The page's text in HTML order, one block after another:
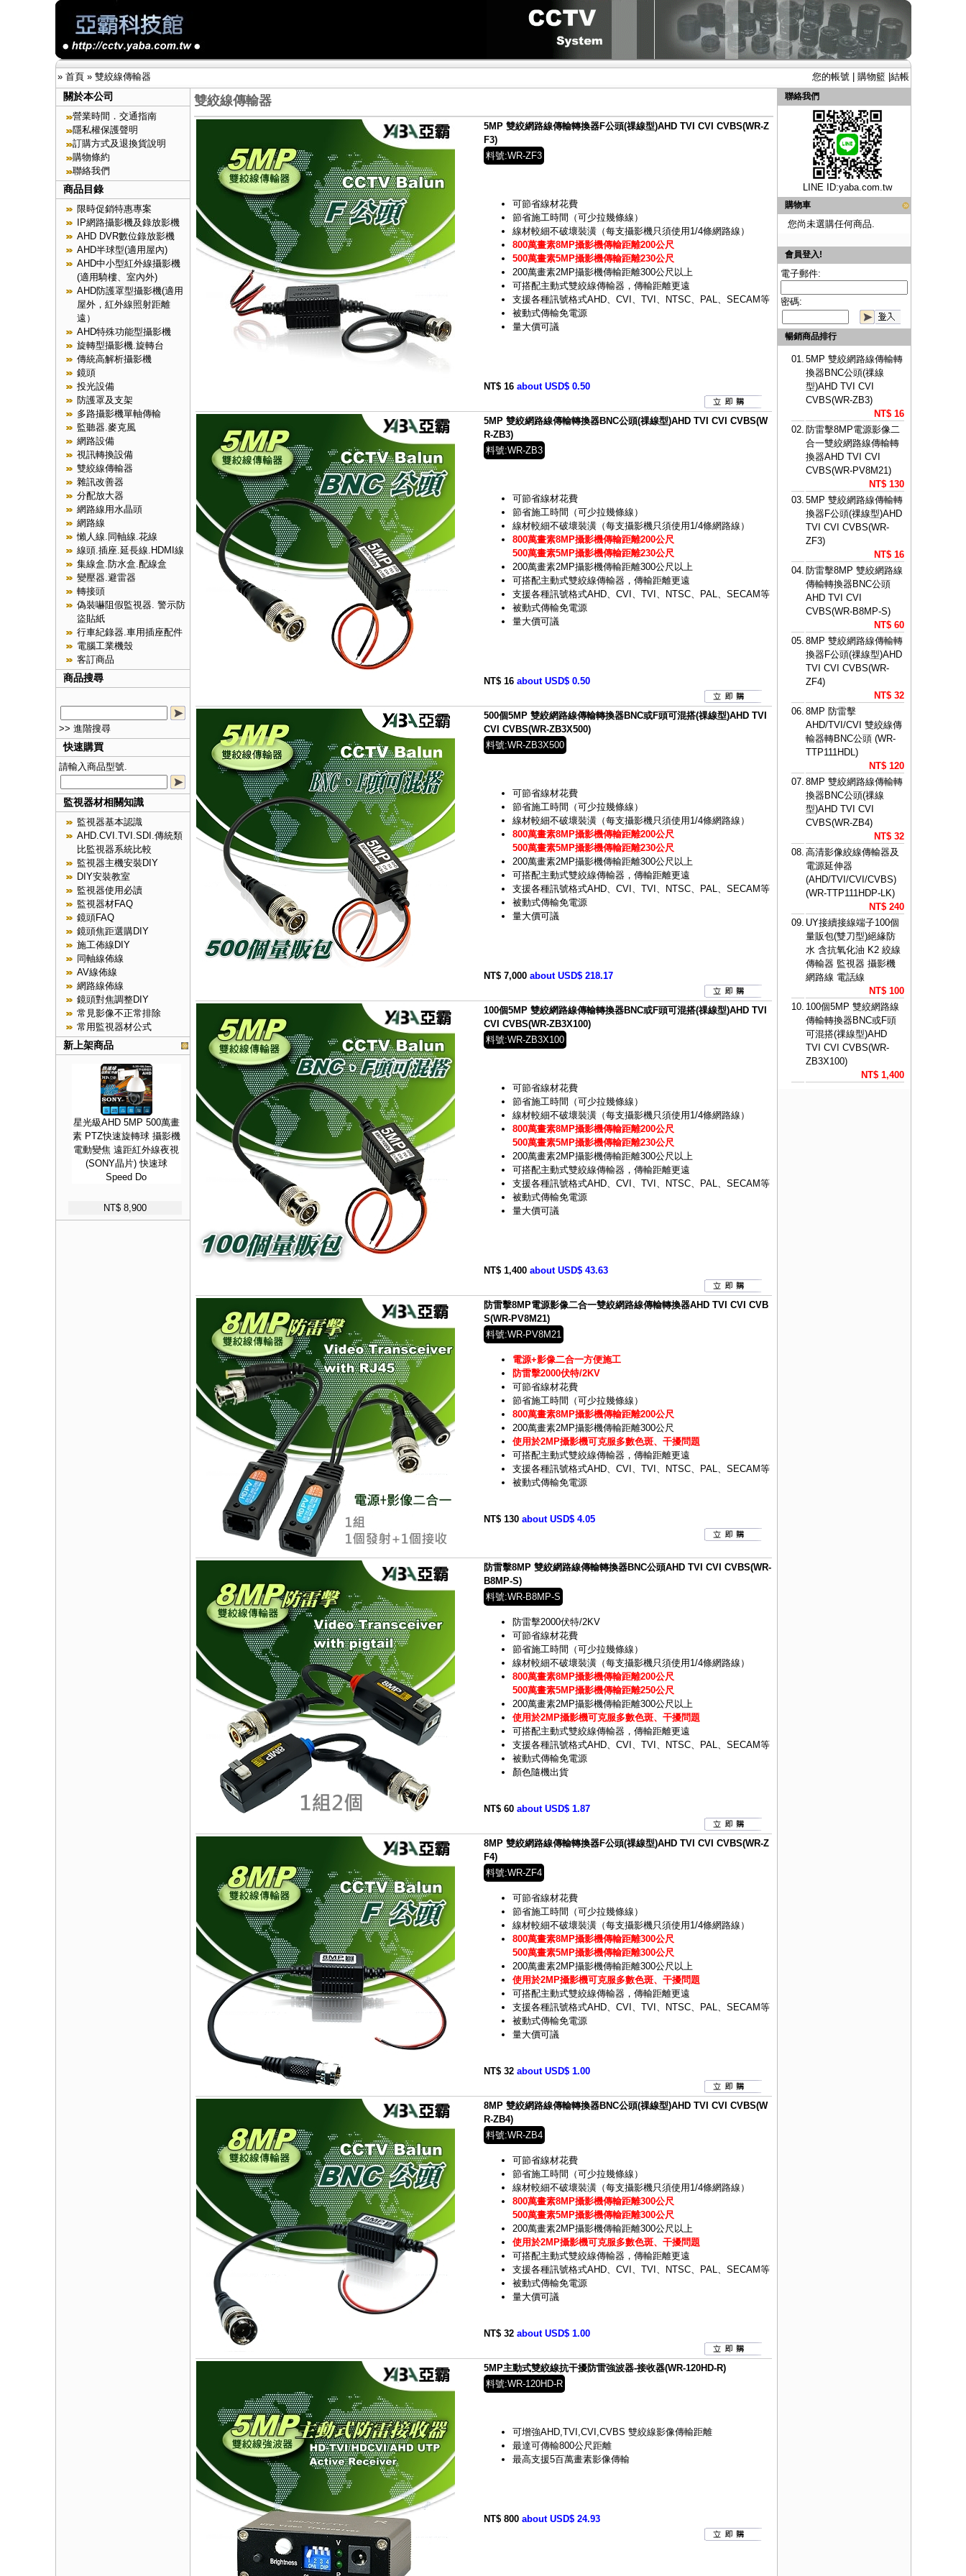
» 首頁» 雙絞線傳輸器 您的帳號| 購物籃| 結帳
關於本公司
營業時間．交通指南
隱私權保護聲明
訂購方式及退換貨說明
購物條約
聯絡我們
商品目錄
限時促銷特惠專案
IP網路攝影機及錄放影機
AHD DVR數位錄放影機
AHD半球型(適用屋內)
AHD中小型紅外線攝影機
(適用騎樓、室內外)
AHD防護罩型攝影機(適用
屋外，紅外線照射距離
遠）
AHD特殊功能型攝影機
旋轉型攝影機.旋轉台
傳統高解析攝影機
鏡頭
投光設備
防護罩及支架
多路攝影機單軸傳輸
監聽器.麥克風
網路設備
視訊轉換設備
雙絞線傳輸器
雜訊改善器
分配放大器
網路線用水晶頭
網路線
懶人線.同軸線.花線
線頭.插座.延長線.HDMI線
集線盒.防水盒.配線盒
變壓器.避雷器
轉接頭
偽裝嚇阻假監視器. 警示防
盜貼紙
行車紀錄器.車用插座配件
電腦工業機殼
客訂商品
商品搜尋
>> 進階搜尋
快速購買
請輸入商品型號.
監視器材相關知識
監視器基本認識
AHD.CVI.TVI.SDI.傳統類
比監視器系統比較
監視器主機安裝DIY
DIY安裝教室
監視器使用必讀
監視器材FAQ
鏡頭FAQ
鏡頭焦距選購DIY
施工佈線DIY
同軸線佈線
AV線佈線
網路線佈線
鏡頭對焦調整DIY
常見影像不正常排除
常用監視器材公式
新上架商品
星光級AHD 5MP 500萬畫
素 PTZ快速旋轉球 攝影機
電動變焦 遠距紅外線夜視
(SONY晶片) 快速球
Speed Do
NT$ 8,900
雙絞線傳輸器
5MP 雙絞網路線傳輸轉換器F公頭(祼線型)AHD TVI CVI CVBS(WR-Z
F3)
料號:WR-ZF3
可節省線材花費
節省施工時間（可少拉幾條線）
線材較細不破壞裝潢（每支攝影機只須使用1/4條網路線）
800萬畫素8MP攝影機傳輸距離200公尺
500萬畫素5MP攝影機傳輸距離230公尺
200萬畫素2MP攝影機傳輸距離300公尺以上
可搭配主動式雙絞線傳輸器，傳輸距離更遠
支援各種訊號格式AHD、CVI、TVI、NTSC、PAL、SECAM等
被動式傳輸免電源
量大價可議
NT$ 16 about USD$ 0.50
5MP 雙絞網路線傳輸轉換器BNC公頭(祼線型)AHD TVI CVI CVBS(W
R-ZB3)
料號:WR-ZB3
可節省線材花費
節省施工時間（可少拉幾條線）
線材較細不破壞裝潢（每支攝影機只須使用1/4條網路線）
800萬畫素8MP攝影機傳輸距離200公尺
500萬畫素5MP攝影機傳輸距離230公尺
200萬畫素2MP攝影機傳輸距離300公尺以上
可搭配主動式雙絞線傳輸器，傳輸距離更遠
支援各種訊號格式AHD、CVI、TVI、NTSC、PAL、SECAM等
被動式傳輸免電源
量大價可議
NT$ 16 about USD$ 0.50
500個5MP 雙絞網路線傳輸轉換器BNC或F頭可混搭(祼線型)AHD TVI
CVI CVBS(WR-ZB3X500)
料號:WR-ZB3X500
可節省線材花費
節省施工時間（可少拉幾條線）
線材較細不破壞裝潢（每支攝影機只須使用1/4條網路線）
800萬畫素8MP攝影機傳輸距離200公尺
500萬畫素5MP攝影機傳輸距離230公尺
200萬畫素2MP攝影機傳輸距離300公尺以上
可搭配主動式雙絞線傳輸器，傳輸距離更遠
支援各種訊號格式AHD、CVI、TVI、NTSC、PAL、SECAM等
被動式傳輸免電源
量大價可議
NT$ 7,000 about USD$ 218.17
100個5MP 雙絞網路線傳輸轉換器BNC或F頭可混搭(祼線型)AHD TVI
CVI CVBS(WR-ZB3X100)
料號:WR-ZB3X100
可節省線材花費
節省施工時間（可少拉幾條線）
線材較細不破壞裝潢（每支攝影機只須使用1/4條網路線）
800萬畫素8MP攝影機傳輸距離200公尺
500萬畫素5MP攝影機傳輸距離230公尺
200萬畫素2MP攝影機傳輸距離300公尺以上
可搭配主動式雙絞線傳輸器，傳輸距離更遠
支援各種訊號格式AHD、CVI、TVI、NTSC、PAL、SECAM等
被動式傳輸免電源
量大價可議
NT$ 1,400 about USD$ 43.63
防雷擊8MP電源影像二合一雙絞網路線傳輸轉換器AHD TVI CVI CVB
S(WR-PV8M21)
料號:WR-PV8M21
電源+影像二合一方便施工
防雷擊2000伏特/2KV
可節省線材花費
節省施工時間（可少拉幾條線）
800萬畫素8MP攝影機傳輸距離200公尺
200萬畫素2MP攝影機傳輸距離300公尺
使用於2MP攝影機可克服多數色斑、干擾問題
可搭配主動式雙絞線傳輸器，傳輸距離更遠
支援各種訊號格式AHD、CVI、TVI、NTSC、PAL、SECAM等
被動式傳輸免電源
NT$ 130 about USD$ 4.05
防雷擊8MP 雙絞網路線傳輸轉換器BNC公頭AHD TVI CVI CVBS(WR-
B8MP-S)
料號:WR-B8MP-S
防雷擊2000伏特/2KV
可節省線材花費
節省施工時間（可少拉幾條線）
線材較細不破壞裝潢（每支攝影機只須使用1/4條網路線）
800萬畫素8MP攝影機傳輸距離200公尺
500萬畫素5MP攝影機傳輸距離250公尺
200萬畫素2MP攝影機傳輸距離300公尺以上
使用於2MP攝影機可克服多數色斑、干擾問題
可搭配主動式雙絞線傳輸器，傳輸距離更遠
支援各種訊號格式AHD、CVI、TVI、NTSC、PAL、SECAM等
被動式傳輸免電源
顏色隨機出貨
NT$ 60 about USD$ 1.87
8MP 雙絞網路線傳輸轉換器F公頭(祼線型)AHD TVI CVI CVBS(WR-Z
F4)
料號:WR-ZF4
可節省線材花費
節省施工時間（可少拉幾條線）
線材較細不破壞裝潢（每支攝影機只須使用1/4條網路線）
800萬畫素8MP攝影機傳輸距離300公尺
500萬畫素5MP攝影機傳輸距離300公尺
200萬畫素2MP攝影機傳輸距離300公尺以上
使用於2MP攝影機可克服多數色斑、干擾問題
可搭配主動式雙絞線傳輸器，傳輸距離更遠
支援各種訊號格式AHD、CVI、TVI、NTSC、PAL、SECAM等
被動式傳輸免電源
量大價可議
NT$ 32 about USD$ 1.00
8MP 雙絞網路線傳輸轉換器BNC公頭(祼線型)AHD TVI CVI CVBS(W
R-ZB4)
料號:WR-ZB4
可節省線材花費
節省施工時間（可少拉幾條線）
線材較細不破壞裝潢（每支攝影機只須使用1/4條網路線）
800萬畫素8MP攝影機傳輸距離300公尺
500萬畫素5MP攝影機傳輸距離300公尺
200萬畫素2MP攝影機傳輸距離300公尺以上
使用於2MP攝影機可克服多數色斑、干擾問題
可搭配主動式雙絞線傳輸器，傳輸距離更遠
支援各種訊號格式AHD、CVI、TVI、NTSC、PAL、SECAM等
被動式傳輸免電源
量大價可議
NT$ 32 about USD$ 1.00
5MP主動式雙絞線抗干擾防雷強波器-接收器(WR-120HD-R)
料號:WR-120HD-R
可增強AHD,TVI,CVI,CVBS 雙絞線影像傳輸距離
最達可傳輸800公尺 距離
最高支援5百萬畫素影像傳輸
NT$ 800 about USD$ 24.93
聯絡我們
LINE ID:yaba.com.tw
購物車
您尚未選購任何商品.
會員登入!
電子郵件:
密碼:
暢銷商品排行
01. 5MP 雙絞網路線傳輸轉
換器BNC公頭(祼線
型)AHD TVI CVI
CVBS(WR-ZB3)
NT$ 16
02. 防雷擊8MP電源影像二
合一雙絞網路線傳輸轉
換器AHD TVI CVI
CVBS(WR-PV8M21)
NT$ 130
03. 5MP 雙絞網路線傳輸轉
換器F公頭(祼線型)AHD
TVI CVI CVBS(WR-
ZF3)
NT$ 16
04. 防雷擊8MP 雙絞網路線
傳輸轉換器BNC公頭
AHD TVI CVI
CVBS(WR-B8MP-S)
NT$ 60
05. 8MP 雙絞網路線傳輸轉
換器F公頭(祼線型)AHD
TVI CVI CVBS(WR-
ZF4)
NT$ 32
06. 8MP 防雷擊
AHD/TVI/CVI 雙絞線傳
輸器轉BNC公頭 (WR-
TTP111HDL)
NT$ 120
07. 8MP 雙絞網路線傳輸轉
換器BNC公頭(祼線
型)AHD TVI CVI
CVBS(WR-ZB4)
NT$ 32
08. 高清影像絞線傳輸器及
電源延伸器
(AHD/TVI/CVI/CVBS)
(WR-TTP111HDP-LK)
NT$ 240
09. UY接續接線端子100個
量販包(雙刀型)絕緣防
水 含抗氧化油 K2 絞線
傳輸器 監視器 攝影機
網路線 電話線
NT$ 100
10. 100個5MP 雙絞網路線
傳輸轉換器BNC或F頭
可混搭(祼線型)AHD
TVI CVI CVBS(WR-
ZB3X100)
NT$ 1,400